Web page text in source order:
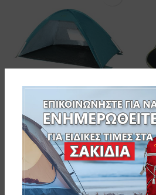
CAMPUS ΣΚΗΝΕΣ EASY POP
BEACH
110-1367